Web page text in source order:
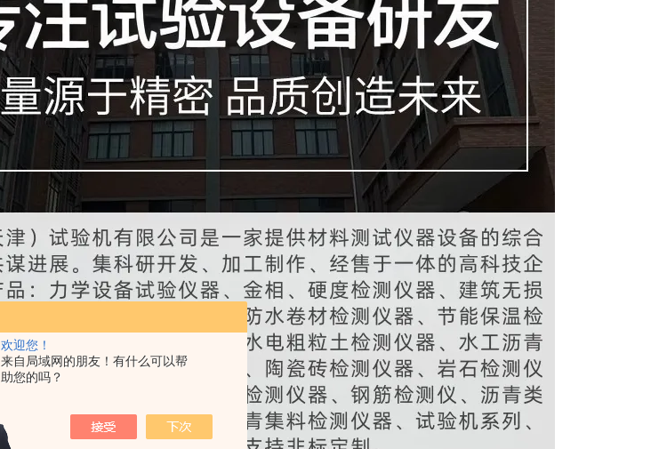
欢迎您！
来自局域网的朋友！有什么可以帮
助您的吗？